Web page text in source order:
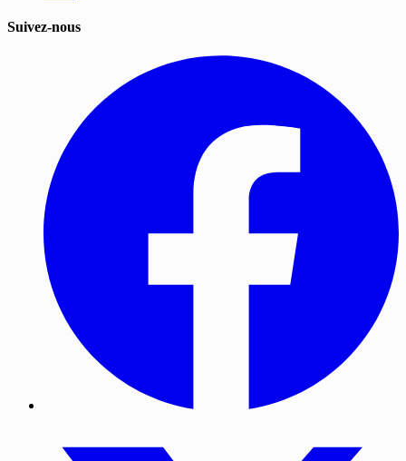
Suivez-nous